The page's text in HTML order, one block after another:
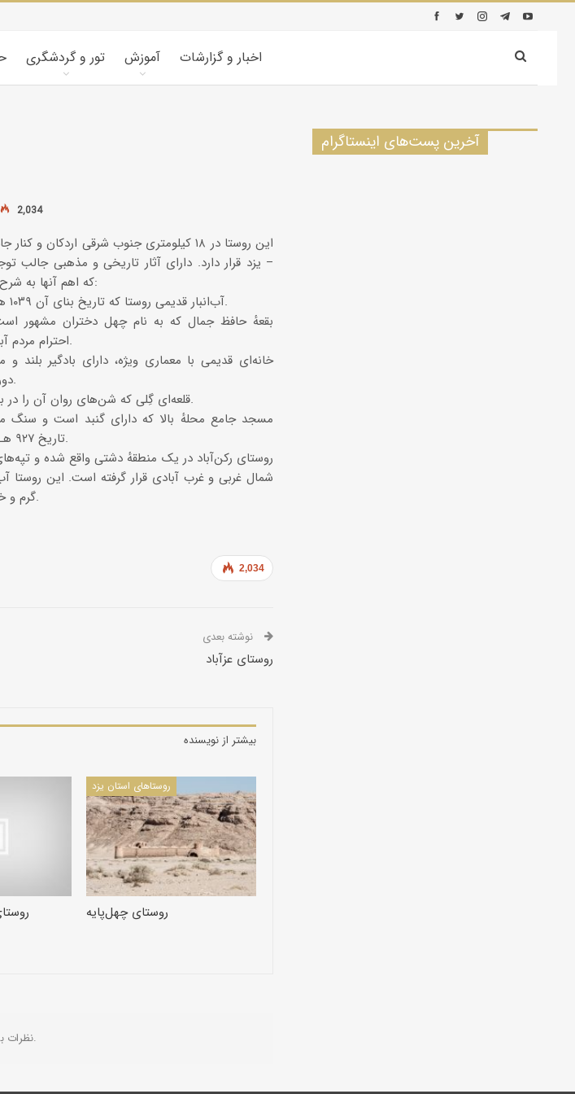
تور و گردشگری آموزش اخبار و گزارشات
2,034
این روستا در ۱۸ کیلومترى جنوب شرقى اردکان و
– یزد قرار دارد. داراى آثار تاریخى و مذهبى جالب
که اهم آنها به شرح زیر است:
آب‌‌انبار قدیمى روستا که تاریخ بناى آن ۱۰۳۹ هـ.ق است.
بقعهٔ حافظ جمال که به نام چهل دختران مشهور
احترام مردم آبادى است.
خانه‌اى قدیمى با معمارى ویژه، داراى بادگیر بلند
دورهٔ قاجاریه.
قلعه‌اى گِلى که شن‌‌هاى روان آن را در بر گرفته‌‌اند.
مسجد جامع محلهٔ‌ بالا که داراى گنبد است و سنگ
تاریخ ۹۲۷ هـ.ق را دارد.
روستاى رکن‌آباد در یک منطقهٔ دشتى واقع شده و
شمال غربى و غرب آبادى قرار گرفته است. این روستا
گرم و خشک دارد.
2,034
روستاى عزآباد
بیشتر از نویسنده
روستاهای استان یزد
روستای چهل‌پایه
نظرات بسته شده است.
آخرین پست‌های اینستاگرام